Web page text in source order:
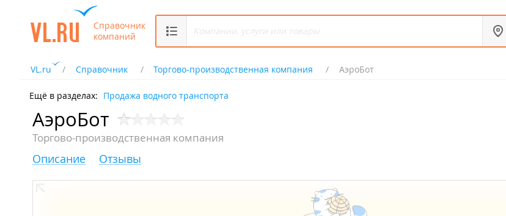
Справочник
компаний
VL.ru Справочник Торгово-производственная компания АэроБот
Ещё в разделах: Продажа водного транспорта
АэроБот
Торгово-производственная компания
Описание Отзывы